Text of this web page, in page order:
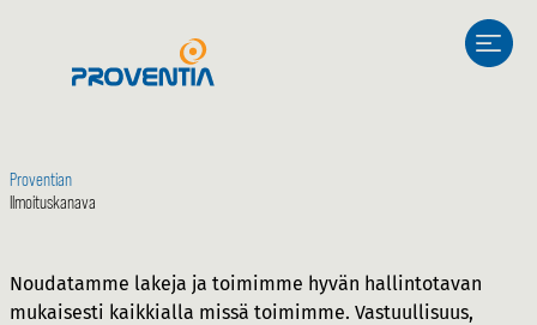
Proventian
Ilmoituskanava
Noudatamme lakeja ja toimimme hyvän hallintotavan
mukaisesti kaikkialla missä toimimme. Vastuullisuus,